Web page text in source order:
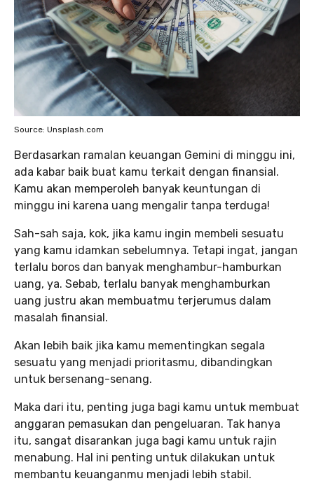
Source: Unsplash.com
Berdasarkan ramalan keuangan Gemini di minggu ini,
ada kabar baik buat kamu terkait dengan finansial.
Kamu akan memperoleh banyak keuntungan di
minggu ini karena uang mengalir tanpa terduga!
Sah-sah saja, kok, jika kamu ingin membeli sesuatu
yang kamu idamkan sebelumnya. Tetapi ingat, jangan
terlalu boros dan banyak menghambur-hamburkan
uang, ya. Sebab, terlalu banyak menghamburkan
uang justru akan membuatmu terjerumus dalam
masalah finansial.
Akan lebih baik jika kamu mementingkan segala
sesuatu yang menjadi prioritasmu, dibandingkan
untuk bersenang-senang.
Maka dari itu, penting juga bagi kamu untuk membuat
anggaran pemasukan dan pengeluaran. Tak hanya
itu, sangat disarankan juga bagi kamu untuk rajin
menabung. Hal ini penting untuk dilakukan untuk
membantu keuanganmu menjadi lebih stabil.